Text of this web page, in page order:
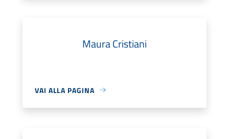
Maura Cristiani
VAI ALLA PAGINA